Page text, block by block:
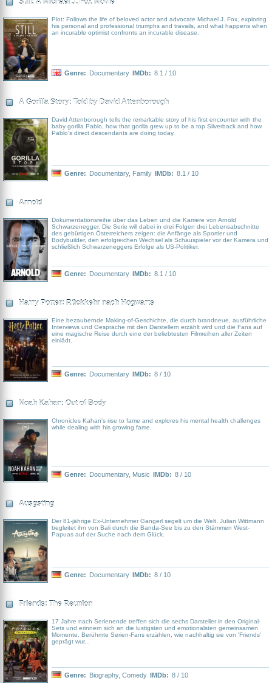
Still: A Michael J. Fox Movie
Plot: Follows the life of beloved actor and advocate Michael J. Fox, exploring
his personal and professional triumphs and travails, and what happens when
an incurable optimist confronts an incurable disease.
Genre: Documentary IMDb: 8.1 / 10
A Gorilla Story: Told by David Attenborough
David Attenborough tells the remarkable story of his first encounter with the
baby gorilla Pablo, how that gorilla grew up to be a top Silverback and how
Pablo's direct descendants are doing today.
Genre: Documentary, Family IMDb: 8.1 / 10
Arnold
Dokumentationsreihe über das Leben und die Karriere von Arnold
Schwarzenegger. Die Serie will dabei in drei Folgen drei Lebensabschnitte
des gebürtigen Österreichers zeigen: die Anfänge als Sportler und
Bodybuilder, den erfolgreichen Wechsel als Schauspieler vor der Kamera und
schließlich Schwarzeneggers Erfolge als US-Politiker.
Genre: Documentary IMDb: 8.1 / 10
Harry Potter: Rückkehr nach Hogwarts
Eine bezaubernde Making-of-Geschichte, die durch brandneue, ausführliche
Interviews und Gespräche mit den Darstellern erzählt wird und die Fans auf
eine magische Reise durch eine der beliebtesten Filmreihen aller Zeiten
einlädt.
Genre: Documentary IMDb: 8 / 10
Noah Kahan: Out of Body
Chronicles Kahan's rise to fame and explores his mental health challenges
while dealing with his growing fame.
Genre: Documentary, Music IMDb: 8 / 10
Ausgsting
Der 81-jährige Ex-Unternehmer Gangerl segelt um die Welt. Julian Wittmann
begleitet ihn von Bali durch die Banda-See bis zu den Stämmen West-
Papuas auf der Suche nach dem Glück.
Genre: Documentary IMDb: 8 / 10
Friends: The Reunion
17 Jahre nach Serienende treffen sich die sechs Darsteller in den Original-
Sets und erinnern sich an die lustigsten und emotionalsten gemeinsamen
Momente. Berühmte Serien-Fans erzählen, wie nachhaltig sie von 'Friends'
geprägt wur...
Genre: Biography, Comedy IMDb: 8 / 10